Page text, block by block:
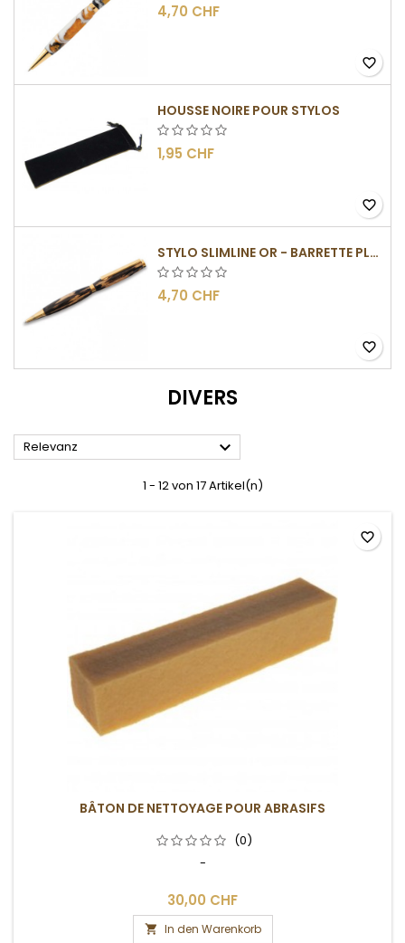
4,70 CHF
favorite_border
HOUSSE NOIRE POUR STYLOS
1,95 CHF
favorite_border
STYLO SLIMLINE OR - BARRETTE PLATE
4,70 CHF
favorite_border
DIVERS
Relevanz 
1 - 12 von 17 Artikel(n)
BÂTON DE NETTOYAGE POUR ABRASIFS
(0)
-
30,00 CHF
 In den Warenkorb
favorite_border